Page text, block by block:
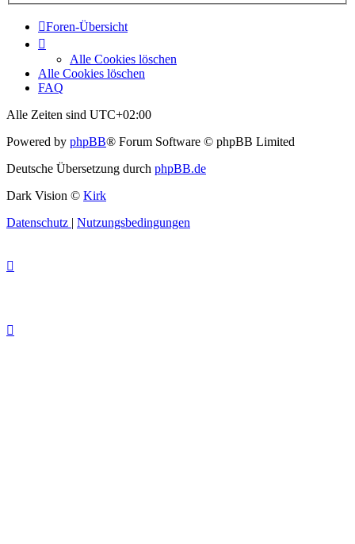
Foren-Übersicht
Alle Cookies löschen
Alle Cookies löschen
FAQ
Alle Zeiten sind UTC+02:00
Powered by phpBB® Forum Software © phpBB Limited
Deutsche Übersetzung durch phpBB.de
Dark Vision © Kirk
Datenschutz | Nutzungsbedingungen